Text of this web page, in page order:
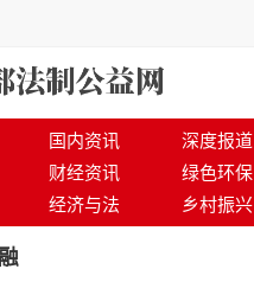
国内资讯 深度报道
财经资讯 绿色环保
经济与法 乡村振兴